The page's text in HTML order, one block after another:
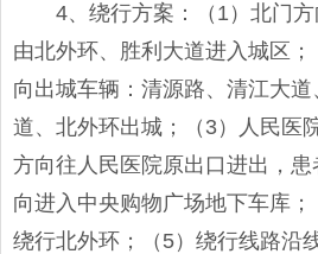
4、绕行方案：（1）北门方
由北外环、胜利大道进入城区
向出城车辆：清源路、清江大
道、北外环出城；（3）人民医
方向往人民医院原出口进出，
向进入中央购物广场地下车库
绕行北外环；（5）绕行线路沿